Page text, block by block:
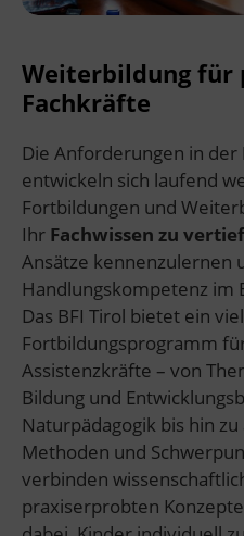
Weiterbildung für
Fachkräfte
Die Anforderungen in der
entwickeln sich laufend
Fortbildungen und
Ihr Fachwissen zu
Ansätze kennenzulernen
Handlungskompetenz im
Das BFI Tirol bietet ein
Fortbildungsprogramm
Assistenzkräfte – von
Bildung und
Naturpädagogik bis hin
Methoden und
verbinden
praxiserprobten